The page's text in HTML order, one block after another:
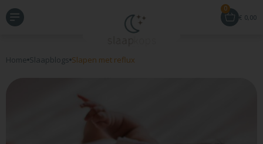
€ 0,00
0
Home Slaapblogs Slapen met reflux